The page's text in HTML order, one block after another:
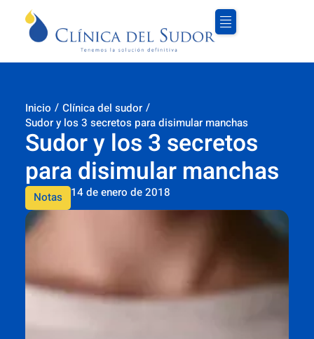
Inicio / Clínica del sudor /
Sudor y los 3 secretos para disimular manchas
Sudor y los 3 secretos
para disimular manchas
Notas 14 de enero de 2018